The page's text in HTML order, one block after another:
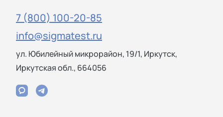
7 (800) 100-20-85
info@sigmatest.ru
ул. Юбилейный микрорайон, 19/1, Иркутск,
Иркутская обл., 664056